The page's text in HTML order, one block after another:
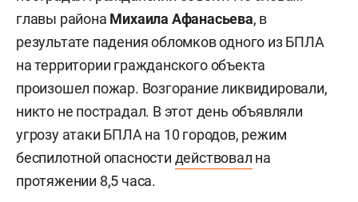
главы района Михаила Афанасьева, в
результате падения обломков одного из БПЛА
на территории гражданского объекта
произошел пожар. Возгорание ликвидировали,
никто не пострадал. В этот день объявляли
угрозу атаки БПЛА на 10 городов, режим
беспилотной опасности действовал на
протяжении 8,5 часа.